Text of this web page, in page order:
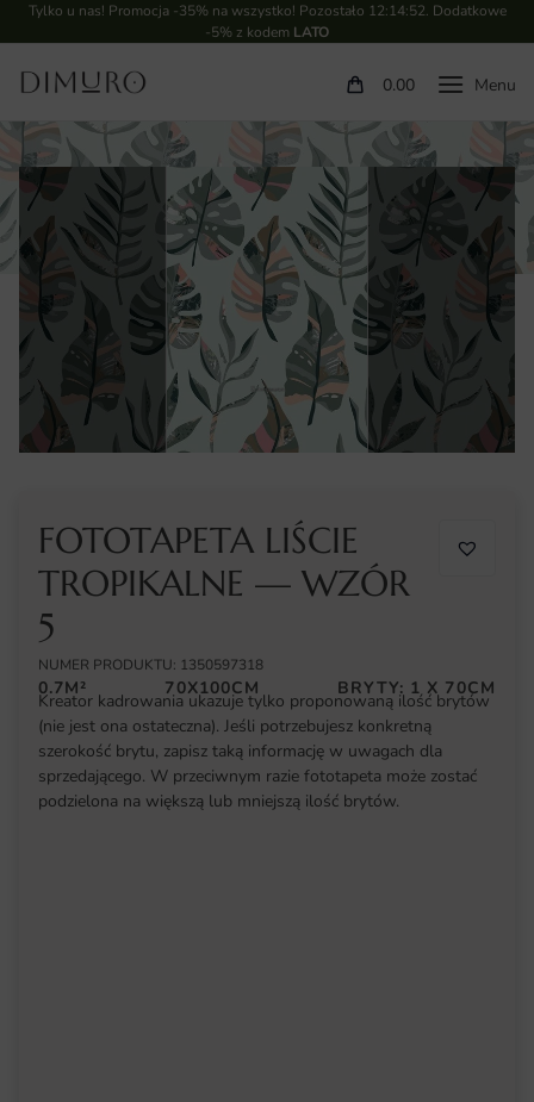
Tylko u nas! Promocja -35% na wszystko! Pozostało 12:14:52. Dodatkowe
-5% z kodem LATO
0.00
FOTOTAPETA LIŚCIE
TROPIKALNE — WZÓR
5
NUMER PRODUKTU: 1350597318
0.7M² 70X100CM BRYTY: 1 X 70CM
Kreator kadrowania ukazuje tylko proponowaną ilość brytów
(nie jest ona ostateczna). Jeśli potrzebujesz konkretną
szerokość brytu, zapisz taką informację w uwagach dla
sprzedającego. W przeciwnym razie fototapeta może zostać
podzielona na większą lub mniejszą ilość brytów.